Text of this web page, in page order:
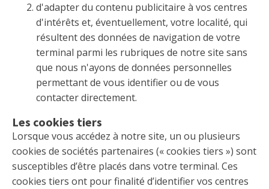
d'adapter du contenu publicitaire à vos centres
d'intérêts et, éventuellement, votre localité, qui
résultent des données de navigation de votre
terminal parmi les rubriques de notre site sans
que nous n'ayons de données personnelles
permettant de vous identifier ou de vous
contacter directement.
Les cookies tiers
Lorsque vous accédez à notre site, un ou plusieurs
cookies de sociétés partenaires (« cookies tiers ») sont
susceptibles d’être placés dans votre terminal. Ces
cookies tiers ont pour finalité d’identifier vos centres